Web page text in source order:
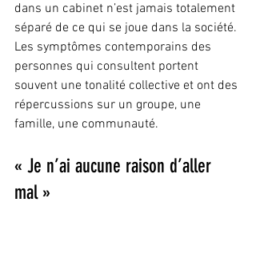
dans un cabinet n’est jamais totalement
séparé de ce qui se joue dans la société.
Les symptômes contemporains des
personnes qui consultent portent
souvent une tonalité collective et ont des
répercussions sur un groupe, une
famille, une communauté.
« Je n’ai aucune raison d’aller
mal »